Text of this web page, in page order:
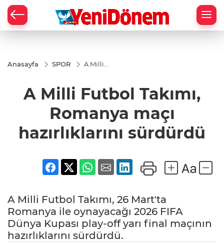
Anasayfa SPOR
A Milli
Romanya
maçı
sürdürdü
A Milli Futbol Takımı,
Romanya maçı
hazırlıklarını sürdürdü
A Milli Futbol Takımı, 26 Mart'ta
Romanya ile oynayacağı 2026 FIFA
Dünya Kupası play-off yarı final maçının
hazırlıklarını sürdürdü.